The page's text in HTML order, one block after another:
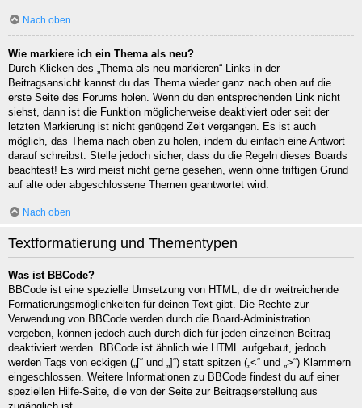
Nach oben
Wie markiere ich ein Thema als neu?
Durch Klicken des „Thema als neu markieren“-Links in der
Beitragsansicht kannst du das Thema wieder ganz nach oben auf die
erste Seite des Forums holen. Wenn du den entsprechenden Link nicht
siehst, dann ist die Funktion möglicherweise deaktiviert oder seit der
letzten Markierung ist nicht genügend Zeit vergangen. Es ist auch
möglich, das Thema nach oben zu holen, indem du einfach eine Antwort
darauf schreibst. Stelle jedoch sicher, dass du die Regeln dieses Boards
beachtest! Es wird meist nicht gerne gesehen, wenn ohne triftigen Grund
auf alte oder abgeschlossene Themen geantwortet wird.
Nach oben
Textformatierung und Thementypen
Was ist BBCode?
BBCode ist eine spezielle Umsetzung von HTML, die dir weitreichende
Formatierungsmöglichkeiten für deinen Text gibt. Die Rechte zur
Verwendung von BBCode werden durch die Board-Administration
vergeben, können jedoch auch durch dich für jeden einzelnen Beitrag
deaktiviert werden. BBCode ist ähnlich wie HTML aufgebaut, jedoch
werden Tags von eckigen („[“ und „]“) statt spitzen („<“ und „>“) Klammern
eingeschlossen. Weitere Informationen zu BBCode findest du auf einer
speziellen Hilfe-Seite, die von der Seite zur Beitragserstellung aus